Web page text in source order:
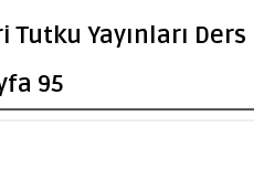
Tutku Yayınları Ders
95